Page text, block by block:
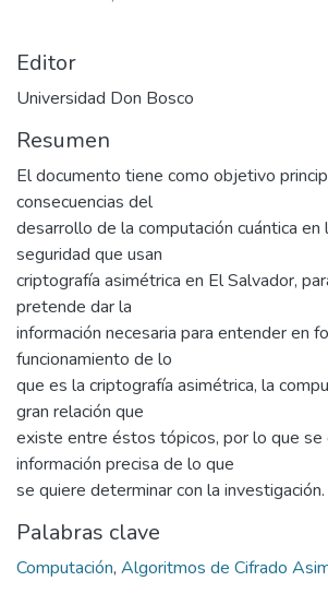
Editor
Universidad Don Bosco
Resumen
El documento tiene como objetivo
consecuencias del
desarrollo de la computación cuántica
seguridad que usan
criptografía asimétrica en El Salvador,
pretende dar la
información necesaria para entender en
funcionamiento de lo
que es la criptografía asimétrica, la
gran relación que
existe entre éstos tópicos, por lo que se
información precisa de lo que
se quiere determinar con la investigación.
Palabras clave
Computación, Algoritmos de Cifrado